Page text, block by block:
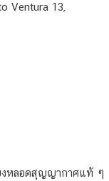
Ventura 13,
งหลอดสุญญากาศแท้ ๆ